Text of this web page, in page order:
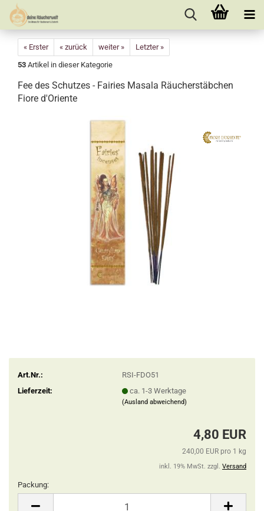
« Erster « zurück weiter »
Letzter »
53 Artikel in dieser Kategorie
Fee des Schutzes - Fairies Masala Räucherstäbchen
Fiore d'Oriente
Art.Nr.:
RSI-FDO51
Lieferzeit:
ca. 1-3 Werktage
(Ausland abweichend)
4,80 EUR
240,00 EUR pro 1 kg
inkl. 19% MwSt. zzgl. Versand
Packung: